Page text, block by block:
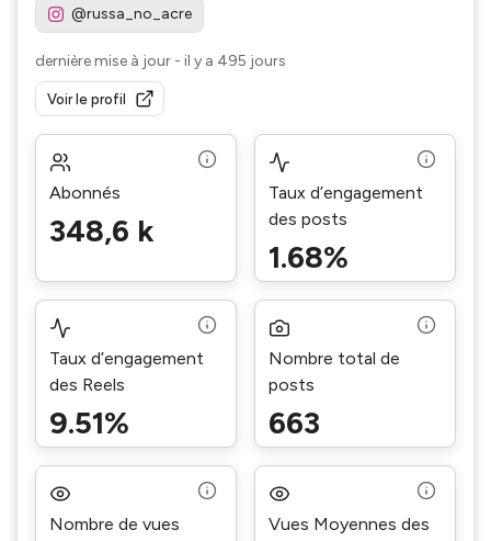
@russa_no_acre
dernière mise à jour - il y a 495 jours
Voir le profil
Abonnés
348,6 k
Taux d’engagement
des posts
1.68%
Taux d’engagement
des Reels
9.51%
Nombre total de
posts
663
Nombre de vues
Vues Moyennes des